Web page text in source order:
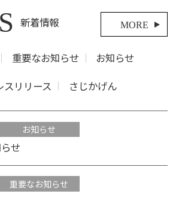
新着情報
重要なお知らせ
お知らせ
スリリース
さじかげん
MORE
お知らせ
せ
重要なお知らせ